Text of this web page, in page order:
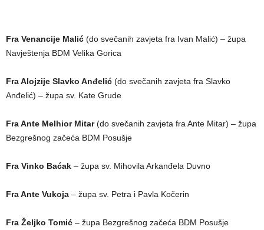
Fra Venancije Malić (do svečanih zavjeta fra Ivan Malić) – župa
Navještenja BDM Velika Gorica
Fra Alojzije Slavko Anđelić (do svečanih zavjeta fra Slavko
Anđelić) – župa sv. Kate Grude
Fra Ante Melhior Mitar(do svečanih zavjeta fra Ante Mitar) – župa
Bezgrešnog začeća BDM Posušje
Fra Vinko Baćak – župa sv. Mihovila Arkanđela Duvno
Fra Ante Vukoja – župa sv. Petra i Pavla Kočerin
Fra Željko Tomić – župa Bezgrešnog začeća BDM Posušje